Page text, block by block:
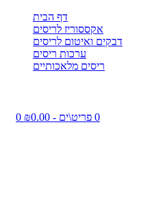
דף הבית
אקססוריז לריסים
דבקים ואיטום לריסים
ערכות ריסים
ריסים מלאכותיים
0 פריט\ים - ₪0.00 0